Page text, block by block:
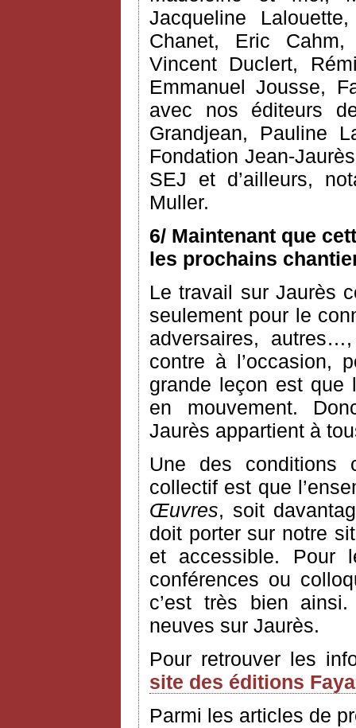
Jacqueline
Chanet, Eric Cahm,
Vincent Duclert,
Emmanuel Jousse,
avec nos éditeurs
Grandjean, Pauline
Fondation Jean-
SEJ et d’ailleurs,
Muller.
6/ Maintenant que
les prochains
Le travail sur Jaurès
seulement pour le
adversaires,
contre à l’occasion,
grande leçon est que
en mouvement.
Jaurès appartient à
Une des conditions
collectif est que
Œuvres, soit
doit porter sur notre
et accessible. Pour
conférences ou
c’est très bien
neuves sur Jaurès.
Pour retrouver les
site des éditions
Parmi les articles de